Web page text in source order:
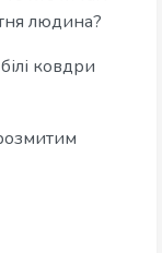
людина?
ковдри